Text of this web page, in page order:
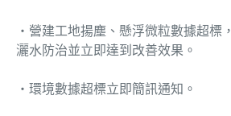
‧營建工地揚塵、懸浮微粒數據超標
灑水防治並立即達到改善效果。
‧環境數據超標立即簡訊通知。